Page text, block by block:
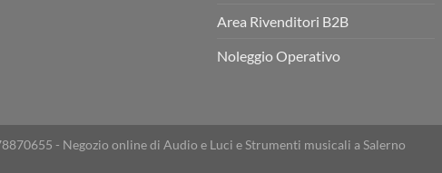
Area Rivenditori B2B
Noleggio Operativo
- Negozio online di Audio e Luci e Strumenti musicali a Salerno